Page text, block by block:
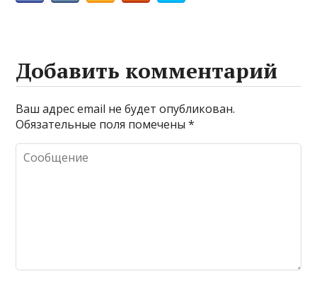
Добавить комментарий
Ваш адрес email не будет опубликован.
Обязательные поля помечены*